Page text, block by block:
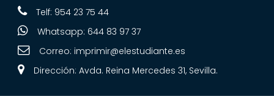
Telf: 954 23 75 44
Whatsapp: 644 83 97 37
Correo: imprimir@elestudiante.es
Dirección: Avda. Reina Mercedes 31, Sevilla.